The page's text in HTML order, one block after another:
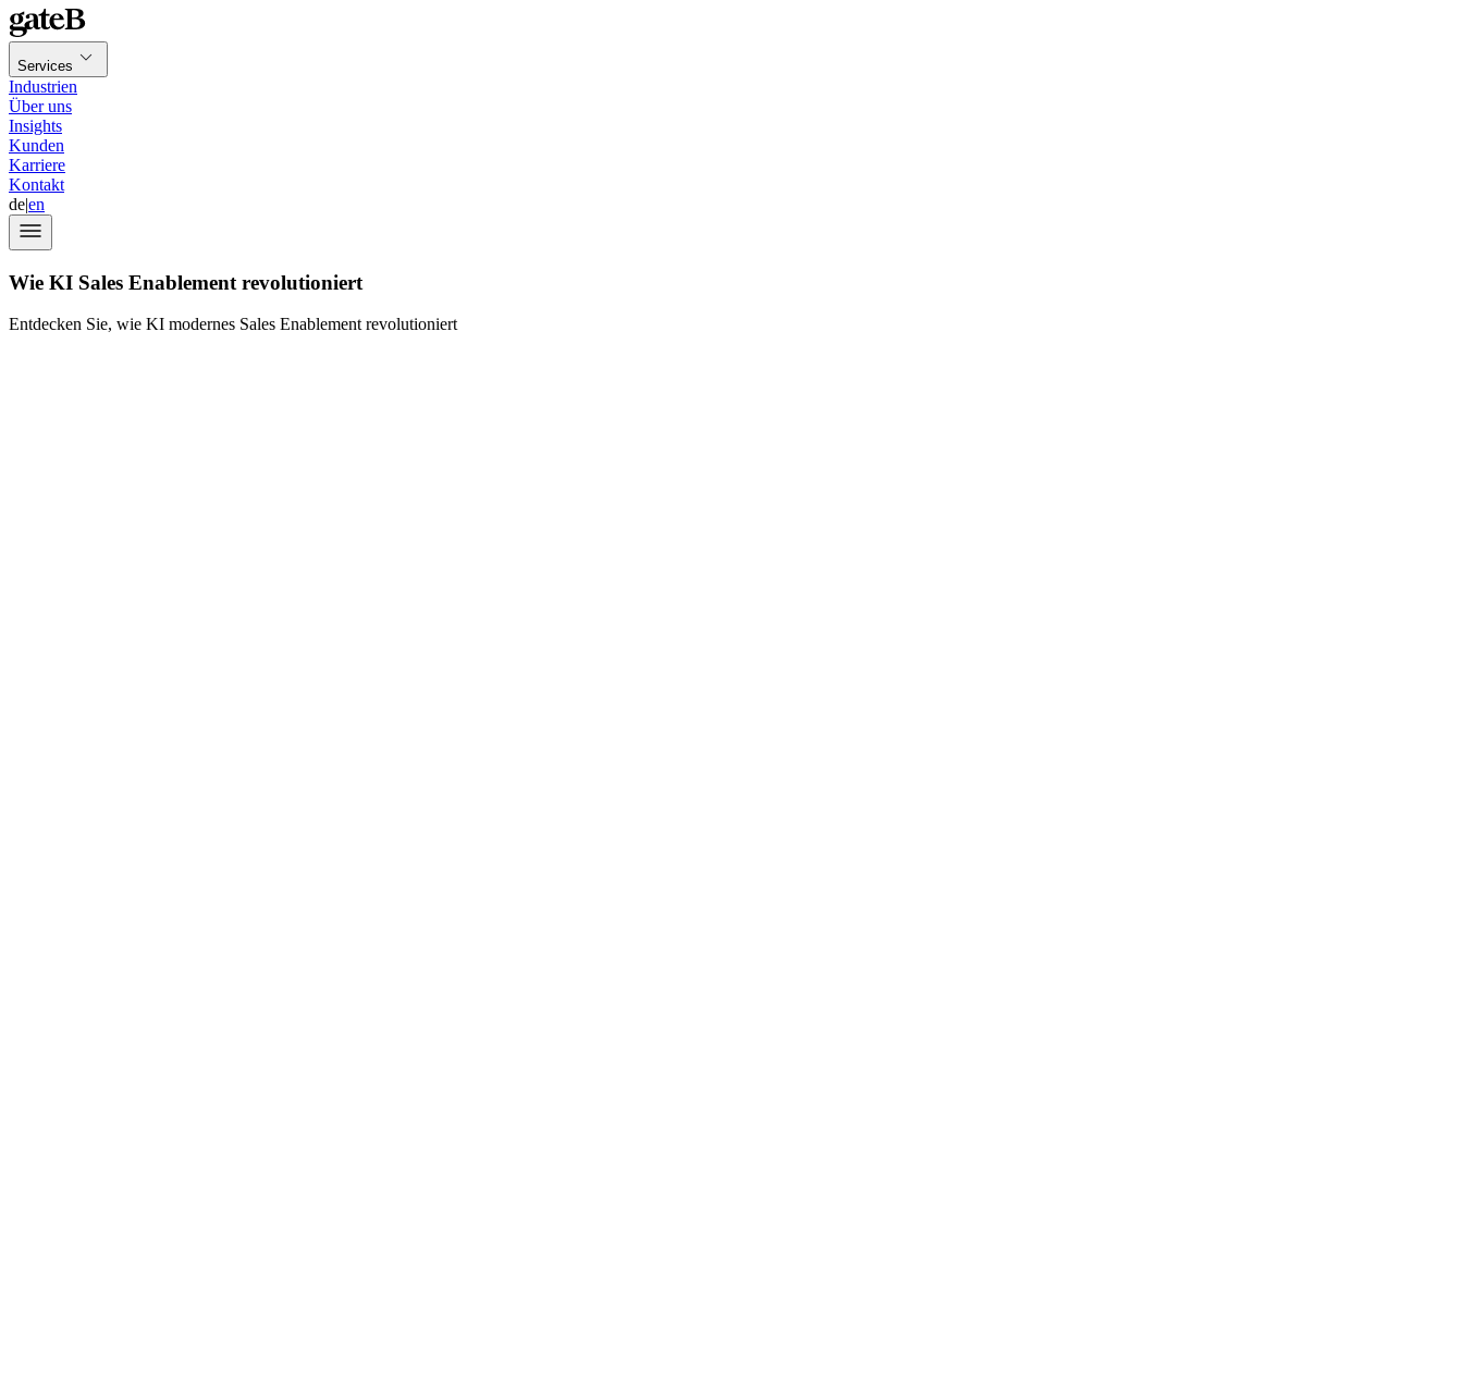
Services
Industrien
Über uns
Insights
Kunden
Karriere
Kontakt
de|en
Wie KI Sales Enablement revolutioniert
Entdecken Sie, wie KI modernes Sales Enablement revolutioniert